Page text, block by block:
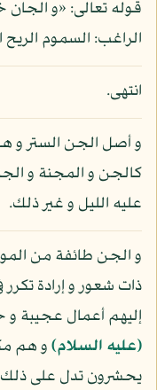
قوله تعالى: «و
الراغب: السموم الريح
انتهى.
و أصل الجن الستر و
كالجن و المجنة و
عليه الليل و غير ذلك.
و الجن طائفة من
ذات شعور و إرادة
إليهم أعمال عجيبة
(عليه السلام)و هم
يحشرون تدل على ذلك